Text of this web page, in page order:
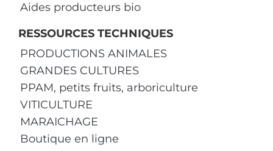
Aides producteurs bio
RESSOURCES TECHNIQUES
PRODUCTIONS ANIMALES
GRANDES CULTURES
PPAM, petits fruits, arboriculture
VITICULTURE
MARAICHAGE
Boutique en ligne